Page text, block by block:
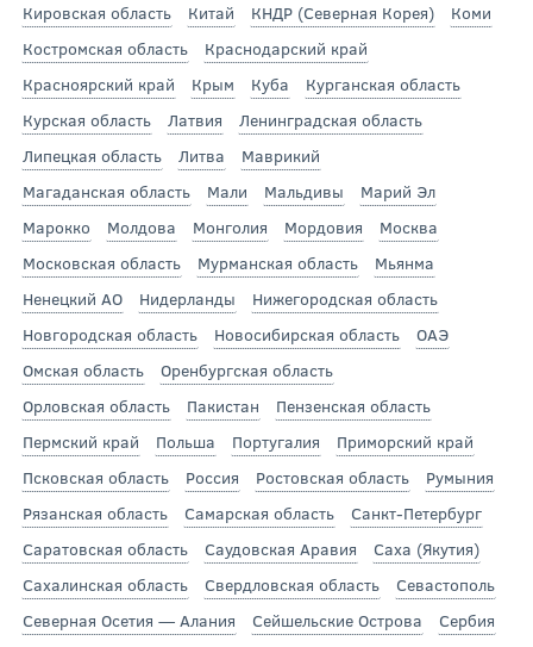
Кировская область
Китай КНДР (Северная Корея)
Коми
Костромская область
Краснодарский край
Красноярский край
Крым Куба
Курганская область
Курская область
Латвия
Ленинградская область
Липецкая область
Литва
Маврикий
Магаданская область
Мали Мальдивы
Марий Эл
Марокко
Молдова Монголия Мордовия
Москва
Московская область
Мурманская область
Мьянма
Ненецкий АО
Нидерланды
Нижегородская область
Новгородская область
Новосибирская область
ОАЭ
Омская область
Оренбургская область
Орловская область
Пакистан
Пензенская область
Пермский край
Польша Португалия
Приморский край
Псковская область
Россия Ростовская область
Румыния
Рязанская область
Самарская область
Санкт-Петербург
Саратовская область
Саудовская Аравия
Саха (Якутия)
Сахалинская область
Свердловская область
Севастополь
Северная Осетия — Алания
Сейшельские Острова
Сербия